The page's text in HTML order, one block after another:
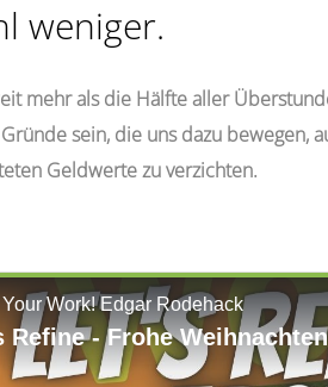
weniger.
mehr als die Hälfte aller
sein, die uns dazu bewegen,
Geldwerte zu verzichten.